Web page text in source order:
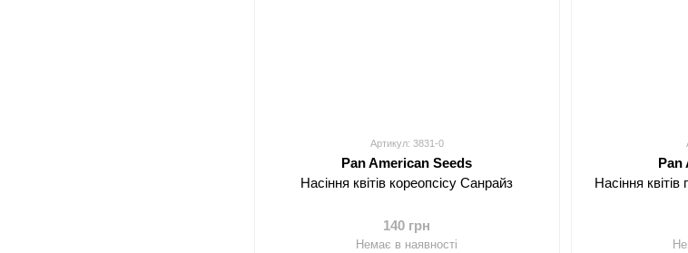
Артикул: 3831-0
Pan American Seeds
Насіння квітів кореопсісу Санрайз
140 грн
Немає в наявності
Pan
Насіння